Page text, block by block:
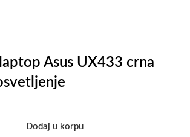
laptop Asus UX433 crna
Dodaj u korpu